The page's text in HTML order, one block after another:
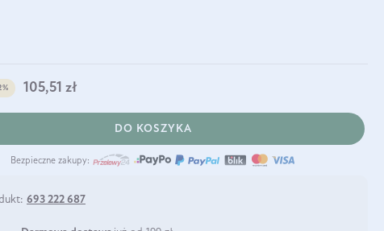
105,51 zł
DO KOSZYKA
Bezpieczne zakupy:
693 222 687